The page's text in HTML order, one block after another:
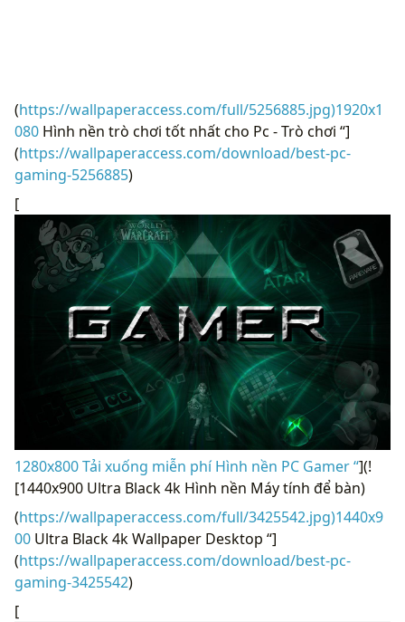
(https://wallpaperaccess.com/full/5256885.jpg)1920x1
080 Hình nền trò chơi tốt nhất cho Pc - Trò chơi “]
(https://wallpaperaccess.com/download/best-pc-
gaming-5256885)
[
1280x800 Tải xuống miễn phí Hình nền PC Gamer “](!
[1440x900 Ultra Black 4k Hình nền Máy tính để bàn)
(https://wallpaperaccess.com/full/3425542.jpg)1440x9
00 Ultra Black 4k Wallpaper Desktop “]
(https://wallpaperaccess.com/download/best-pc-
gaming-3425542)
[